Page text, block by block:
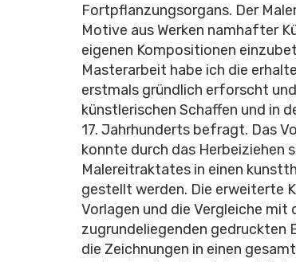
Fortpflanzungsorgans. Der
Motive aus Werken namhafter
eigenen Kompositionen
Masterarbeit habe ich die
erstmals gründlich erforscht
künstlerischen Schaffen und in
17. Jahrhunderts befragt. Das
konnte durch das Herbeiziehen
Malereitraktates in einen
gestellt werden. Die erweiterte
Vorlagen und die Vergleiche mit
zugrundeliegenden gedruckten
die Zeichnungen in einen